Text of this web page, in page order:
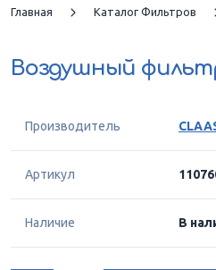
Главная Каталог Фильтров
Воздушный
Производитель
Артикул
Наличие В